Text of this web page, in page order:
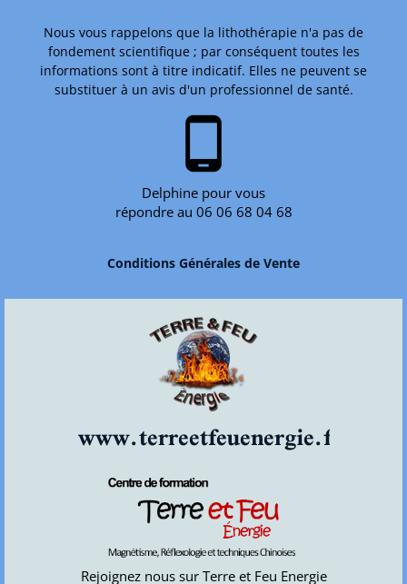
Nous vous rappelons que la lithothérapie n'a pas de
fondement scientifique ; par conséquent toutes les
informations sont à titre indicatif. Elles ne peuvent se
substituer à un avis d'un professionnel de santé.
phone_android
Delphine pour vous
répondre au 06 06 68 04 68
Conditions Générales de Vente
www.terreetfeuenergie.fr
Rejoignez nous sur Terre et Feu Energie